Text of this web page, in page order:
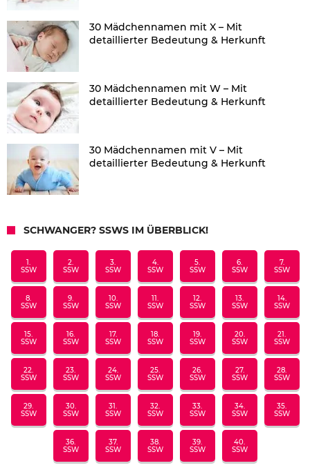
30 Mädchennamen mit X – Mit
detaillierter Bedeutung & Herkunft
30 Mädchennamen mit W – Mit
detaillierter Bedeutung & Herkunft
30 Mädchennamen mit V – Mit
detaillierter Bedeutung & Herkunft
SCHWANGER? SSWS IM ÜBERBLICK!
1.
SSW
2.
SSW
3.
SSW
4.
SSW
5.
SSW
6.
SSW
7.
SSW
8.
SSW
9.
SSW
10.
SSW
11.
SSW
12.
SSW
13.
SSW
14.
SSW
15.
SSW
16.
SSW
17.
SSW
18.
SSW
19.
SSW
20.
SSW
21.
SSW
22.
SSW
23.
SSW
24.
SSW
25.
SSW
26.
SSW
27.
SSW
28.
SSW
29.
SSW
30.
SSW
31.
SSW
32.
SSW
33.
SSW
34.
SSW
35.
SSW
36.
SSW
37.
SSW
38.
SSW
39.
SSW
40.
SSW